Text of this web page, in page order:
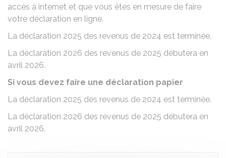
accès à internet et que vous êtes en mesure de faire
votre déclaration en ligne.
La déclaration 2025 des revenus de 2024 est terminée.
La déclaration 2026 des revenus de 2025 débutera en
avril 2026.
Si vous devez faire une déclaration papier
La déclaration 2025 des revenus de 2024 est terminée.
La déclaration 2026 des revenus de 2025 débutera en
avril 2026.